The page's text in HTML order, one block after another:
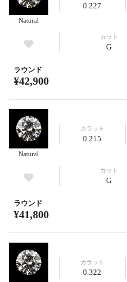
Natural
0.227
カット
G
ラウンド
¥42,900
Natural
カラット
0.215
カット
G
ラウンド
¥41,800
カラット
0.322